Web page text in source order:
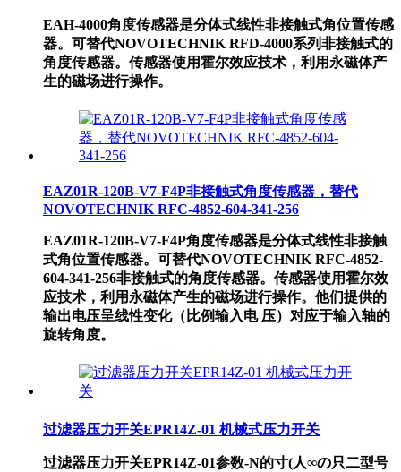
EAH-4000角度传感器是分体式线性非接触式角位置传感
器。可替代NOVOTECHNIK RFD-4000系列非接触式的
角度传感器。传感器使用霍尔效应技术，利用永磁体产
生的磁场进行操作。
EAZ01R-120B-V7-F4P非接触式角度传感器，替代
NOVOTECHNIK RFC-4852-604-341-256
EAZ01R-120B-V7-F4P角度传感器是分体式线性非接触
式角位置传感器。可替代NOVOTECHNIK RFC-4852-
604-341-256非接触式的角度传感器。传感器使用霍尔效
应技术，利用永磁体产生的磁场进行操作。他们提供的
输出电压呈线性变化（比例输入电 压）对应于输入轴的
旋转角度。
过滤器压力开关EPR14Z-01 机械式压力开关
过滤器压力开关EPR14Z-01参数-N的寸(人∞の只二型号